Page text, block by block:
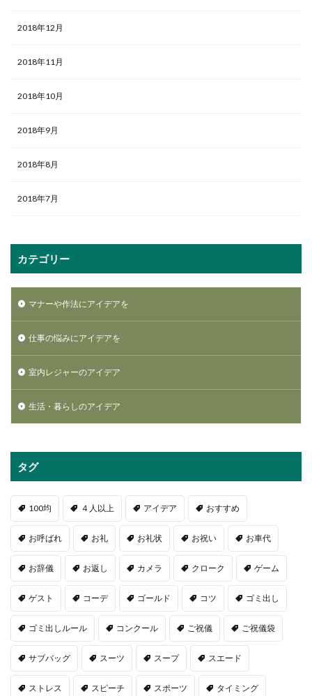
2018年12月
2018年11月
2018年10月
2018年9月
2018年8月
2018年7月
カテゴリー
マナーや作法にアイデアを
仕事の悩みにアイデアを
室内レジャーのアイデア
生活・暮らしのアイデア
タグ
100均 ４人以上 アイデア おすすめ
お呼ばれ お礼 お礼状 お祝い お車代
お辞儀 お返し カメラ クローク ゲーム
ゲスト コーデ ゴールド コツ ゴミ出し
ゴミ出しルール コンクール ご祝儀 ご祝儀袋
サブバッグ スーツ スープ スエード
ストレス スピーチ スポーツ タイミング